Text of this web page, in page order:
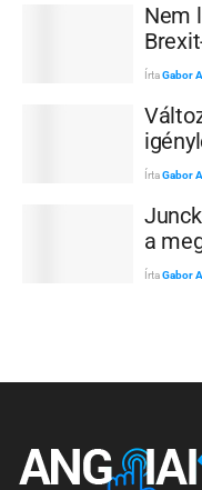
Nem
ÍrtaGabor
ÍrtaGabor
a
ÍrtaGabor